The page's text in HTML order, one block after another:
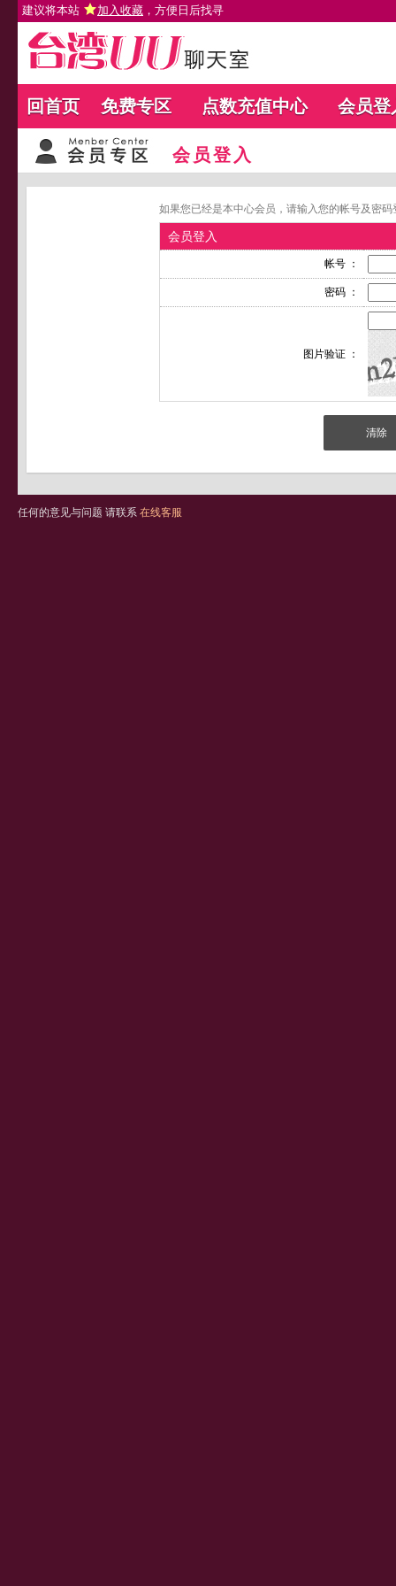
建议将本站 加入收藏 ，方便日后找寻
回首页 免费专区 点数充值中心 会员登
会员登入
如果您已经是本中心会员，请输入您的帐号及密
会员登入
帐号 ：
密码 ：
图片验证 ：
任何的意见与问题 请联系 在线客服